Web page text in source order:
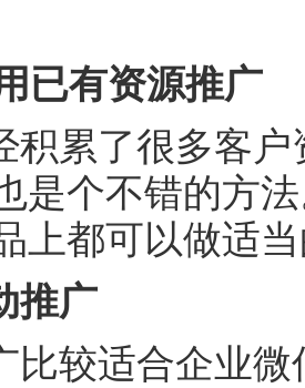
已有资源推广
积累了很多客
是个不错的方
上都可以做适
推广
比较适合企业